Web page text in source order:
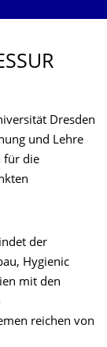
Dresden
und Lehre
für die
der
Hygienic
mit den
reichen von